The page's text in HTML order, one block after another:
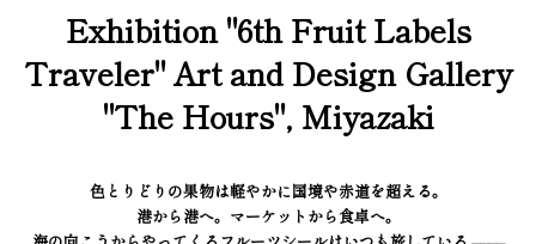
Exhibition "6th Fruit Labels
Traveler" Art and Design Gallery
"The Hours", Miyazaki
色とりどりの果物は軽やかに国境や赤道を超える。
港から港へ。マーケットから食卓へ。